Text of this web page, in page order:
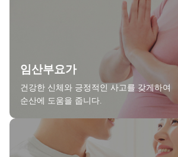
임산부요가
건강한 신체와 긍정적인 사고를 갖게하여
순산에 도움을 줍니다.